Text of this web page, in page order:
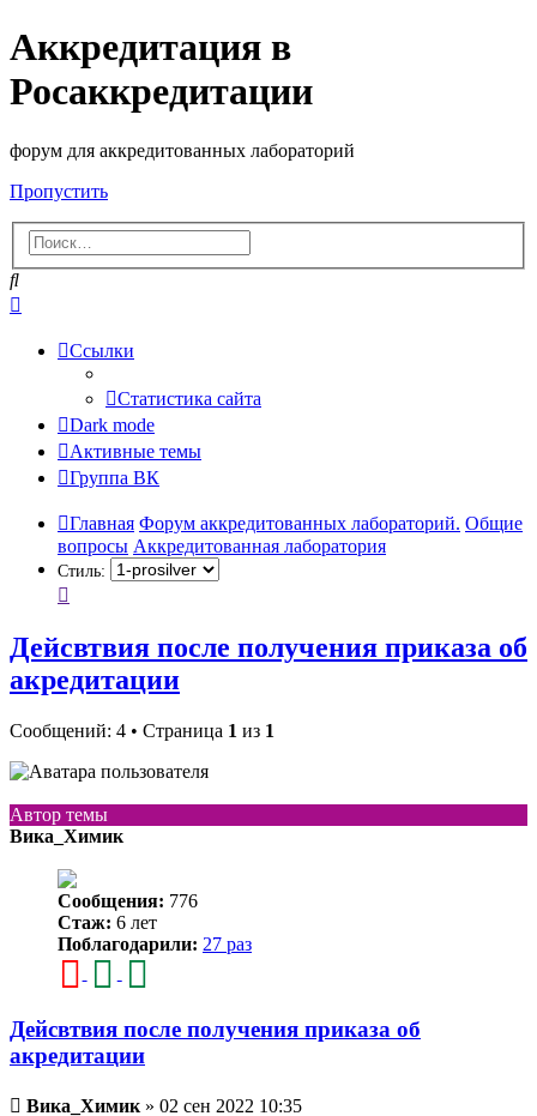
Аккредитация в
Росаккредитации
форум для аккредитованных лабораторий
Пропустить
Поиск
Ссылки
Статистика сайта
Dark mode
Активные темы
Группа ВК
Главная Форум аккредитованных лабораторий. Общие
вопросы Аккредитованная лаборатория
Стиль:
Дейсвтвия после получения приказа об
акредитации
Сообщений: 4 • Страница 1 из 1
Автор темы
Вика_Химик
Сообщения: 776
Стаж: 6 лет
Поблагодарили: 27 раз
Дейсвтвия после получения приказа об
акредитации
Непрочитанное
Вика_Химик » 02 сен 2022 10:35